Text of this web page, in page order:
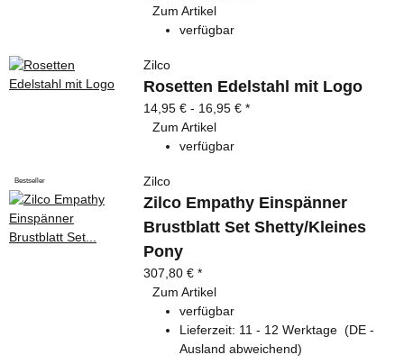
Zum Artikel
verfügbar
Zilco
Rosetten Edelstahl mit Logo
14,95 € - 16,95 €*
Zum Artikel
verfügbar
Bestseller Zilco
Zilco Empathy Einspänner
Brustblatt Set Shetty/Kleines
Pony
307,80 €*
Zum Artikel
verfügbar
Lieferzeit: 11 - 12 Werktage(DE -
Ausland abweichend)